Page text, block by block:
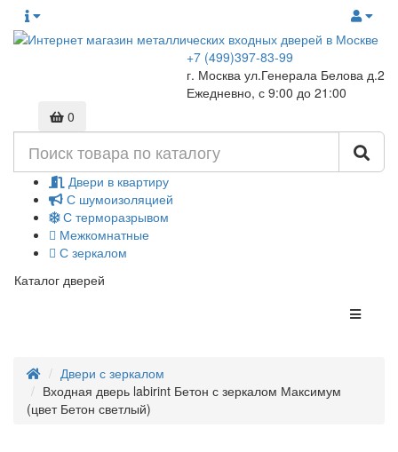
+7 (499)397-83-99
г. Москва ул.Генерала Белова д.2
Ежедневно, с 9:00 до 21:00
0
Двери в квартиру
С шумоизоляцией
С терморазрывом
Межкомнатные
С зеркалом
Каталог дверей
Двери с зеркалом
Входная дверь labirint Бетон с зеркалом Максимум
(цвет Бетон светлый)